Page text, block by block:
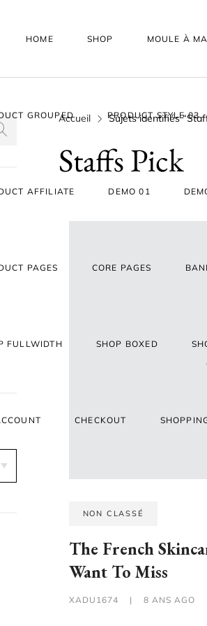
HOME SHOP MOULE À
GROUPED PRODUCT STYLE 03
AFFILIATE DEMO 01
PAGES CORE PAGES
FULLWIDTH SHOP BOXED
CHECKOUT
Accueil Sujets identifiés
Staffs Pick
NON CLASSÉ
The French
Want To Miss
XADU1674 | 8 ANS AGO